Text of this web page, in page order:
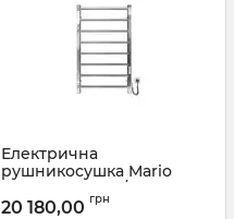
Електрична
рушникосушка Mario
Токіо-I 800х500/80 TR К
сатин
20 180,00 грн